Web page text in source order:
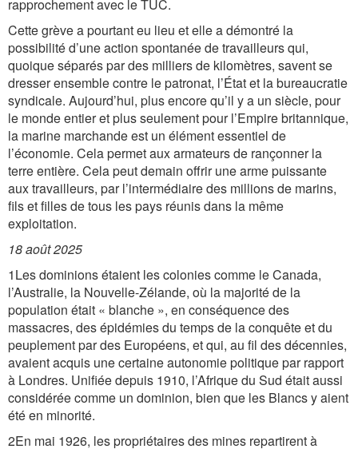
rapprochement avec le TUC.
Cette grève a pourtant eu lieu et elle a démontré la
possibilité d’une action spontanée de travailleurs qui,
quoique séparés par des milliers de kilomètres, savent se
dresser ensemble contre le patronat, l’État et la bureaucratie
syndicale. Aujourd’hui, plus encore qu’il y a un siècle, pour
le monde entier et plus seulement pour l’Empire britannique,
la marine marchande est un élément essentiel de
l’économie. Cela permet aux armateurs de rançonner la
terre entière. Cela peut demain offrir une arme puissante
aux travailleurs, par l’intermédiaire des millions de marins,
fils et filles de tous les pays réunis dans la même
exploitation.
18 août 2025
1Les dominions étaient les colonies comme le Canada,
l’Australie, la Nouvelle-Zélande, où la majorité de la
population était « blanche », en conséquence des
massacres, des épidémies du temps de la conquête et du
peuplement par des Européens, et qui, au fil des décennies,
avaient acquis une certaine autonomie politique par rapport
à Londres. Unifiée depuis 1910, l’Afrique du Sud était aussi
considérée comme un dominion, bien que les Blancs y aient
été en minorité.
2En mai 1926, les propriétaires des mines repartirent à